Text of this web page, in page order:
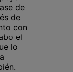
de
de
con
el
lo